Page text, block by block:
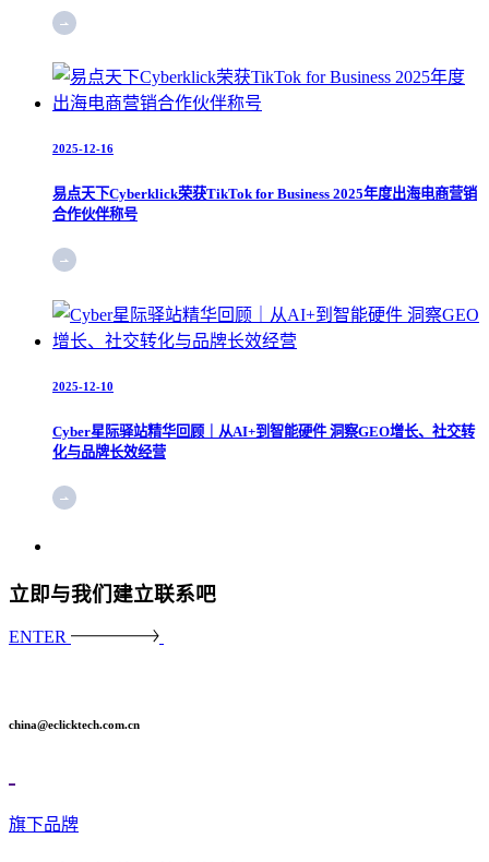
2025-12-16
易点天下Cyberklick荣获TikTok for Business 2025年度出海电商营销
合作伙伴称号
2025-12-10
Cyber星际驿站精华回顾｜从AI+到智能硬件 洞察GEO增长、社交转
化与品牌长效经营
立即与我们建立联系吧
ENTER
china@eclicktech.com.cn
旗下品牌